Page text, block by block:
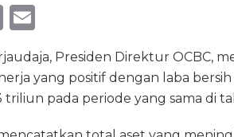
P
n
t
ai
l
Presiden Direktur OCBC,
yang positif dengan laba bersih
triliun pada periode yang sama di